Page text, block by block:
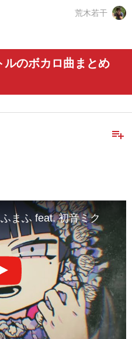
荒木若干
ルのボカロ曲まとめ
playlist_add
まふ feat. 初音ミク